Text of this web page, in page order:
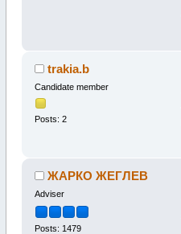
trakia.b
Candidate member
Posts: 2
ЖАРКО ЖЕГЛЕВ
Adviser
Posts: 1479